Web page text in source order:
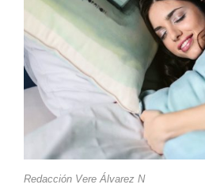
Redacción Vere Álvarez N